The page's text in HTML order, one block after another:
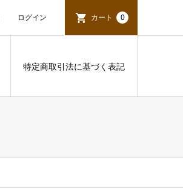
ログイン カート 0
特定商取引法に基づく表記